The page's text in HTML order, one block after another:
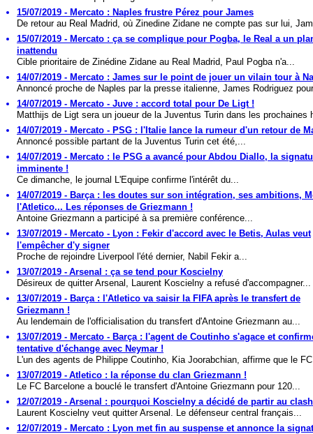
15/07/2019 - Mercato : Naples frustre Pérez pour James
De retour au Real Madrid, où Zinedine Zidane ne compte pas sur lui,
15/07/2019 - Mercato : ça se complique pour Pogba, le Real a un
inattendu
Cible prioritaire de Zinédine Zidane au Real Madrid, Paul Pogba n'a...
14/07/2019 - Mercato : James sur le point de jouer un vilain tour à
Annoncé proche de Naples par la presse italienne, James Rodriguez
14/07/2019 - Mercato - Juve : accord total pour De Ligt !
Matthijs de Ligt sera un joueur de la Juventus Turin dans les prochaines
14/07/2019 - Mercato - PSG : l'Italie lance la rumeur d'un retour de
Annoncé possible partant de la Juventus Turin cet été,...
14/07/2019 - Mercato : le PSG a avancé pour Abdou Diallo, la
imminente !
Ce dimanche, le journal L'Equipe confirme l'intérêt du...
14/07/2019 - Barça : les doutes sur son intégration, ses ambitions,
l'Atletico... Les réponses de Griezmann !
Antoine Griezmann a participé à sa première conférence...
13/07/2019 - Mercato - Lyon : Fekir d'accord avec le Betis, Aulas veut
l'empêcher d'y signer
Proche de rejoindre Liverpool l'été dernier, Nabil Fekir a...
13/07/2019 - Arsenal : ça se tend pour Koscielny
Désireux de quitter Arsenal, Laurent Koscielny a refusé d'accompagner...
13/07/2019 - Barça : l'Atletico va saisir la FIFA après le transfert de
Griezmann !
Au lendemain de l'officialisation du transfert d'Antoine Griezmann au...
13/07/2019 - Mercato - Barça : l'agent de Coutinho s'agace et
tentative d'échange avec Neymar !
L'un des agents de Philippe Coutinho, Kia Joorabchian, affirme que le
13/07/2019 - Atletico : la réponse du clan Griezmann !
Le FC Barcelone a bouclé le transfert d'Antoine Griezmann pour 120...
12/07/2019 - Arsenal : pourquoi Koscielny a décidé de partir au clash
Laurent Koscielny veut quitter Arsenal. Le défenseur central français...
12/07/2019 - Mercato : Lyon met fin au suspense et annonce la